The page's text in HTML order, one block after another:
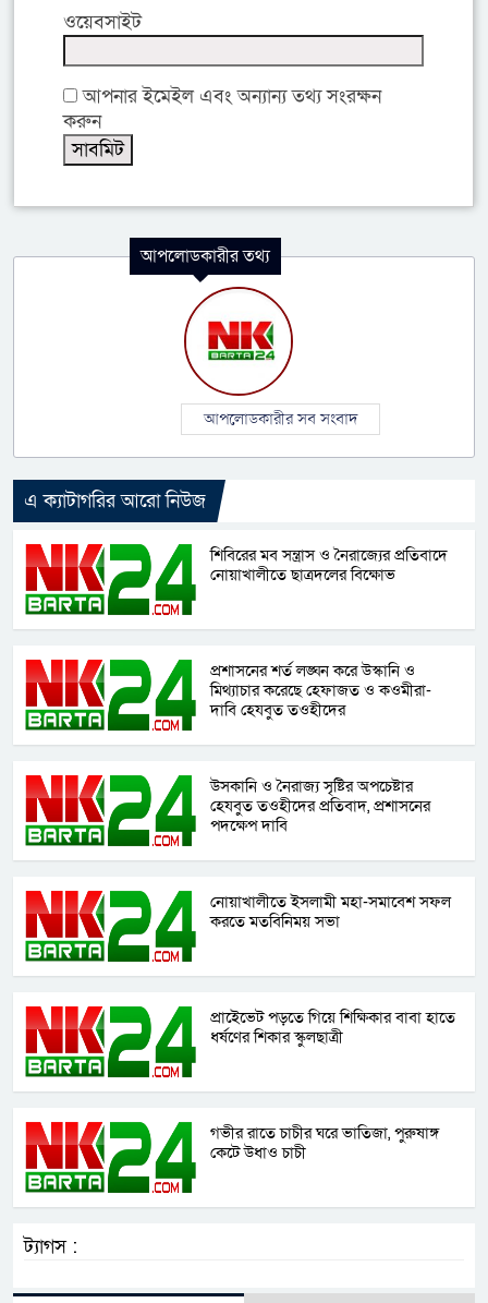
ওয়েবসাইট
আপনার ইমেইল এবং অন্যান্য তথ্য সংরক্ষন
করুন
আপলোডকারীর তথ্য
আপলোডকারীর সব সংবাদ
এ ক্যাটাগরির আরো নিউজ
শিবিরের মব সন্ত্রাস ও নৈরাজ্যের প্রতিবাদে
নোয়াখালীতে ছাত্রদলের বিক্ষোভ
প্রশাসনের শর্ত লঙ্ঘন করে উস্কানি ও
মিথ্যাচার করেছে হেফাজত ও কওমীরা-
দাবি হেযবুত তওহীদের
উসকানি ও নৈরাজ্য সৃষ্টির অপচেষ্টার
হেযবুত তওহীদের প্রতিবাদ, প্রশাসনের
পদক্ষেপ দাবি
নোয়াখালীতে ইসলামী মহা-সমাবেশ সফল
করতে মতবিনিময় সভা
প্রাইেভেট পড়তে গিয়ে শিক্ষিকার বাবা হাতে
ধর্ষণের শিকার স্কুলছাত্রী
গভীর রাতে চাচীর ঘরে ভাতিজা, পুরুষাঙ্গ
কেটে উধাও চাচী
ট্যাগস :